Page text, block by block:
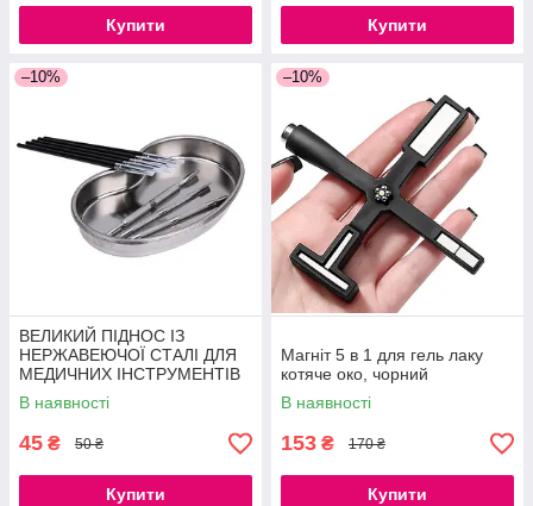
Купити Купити
–10%
ВЕЛИКИЙ ПІДНОС ІЗ
НЕРЖАВЕЮЧОЇ СТАЛІ ДЛЯ
МЕДИЧНИХ ІНСТРУМЕНТІВ
21СМ
В наявності
45 ₴ 50 ₴
Купити
–10%
Магніт 5 в 1 для гель лаку
котяче око, чорний
В наявності
153 ₴ 170 ₴
Купити